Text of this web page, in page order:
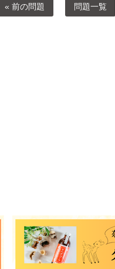
« 前の問題 問題一覧